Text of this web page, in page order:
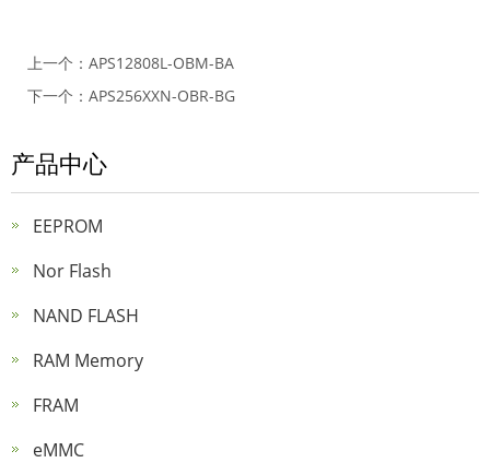
上一个： APS12808L-OBM-BA
下一个： APS256XXN-OBR-BG
产品中心
EEPROM
Nor Flash
NAND FLASH
RAM Memory
FRAM
eMMC